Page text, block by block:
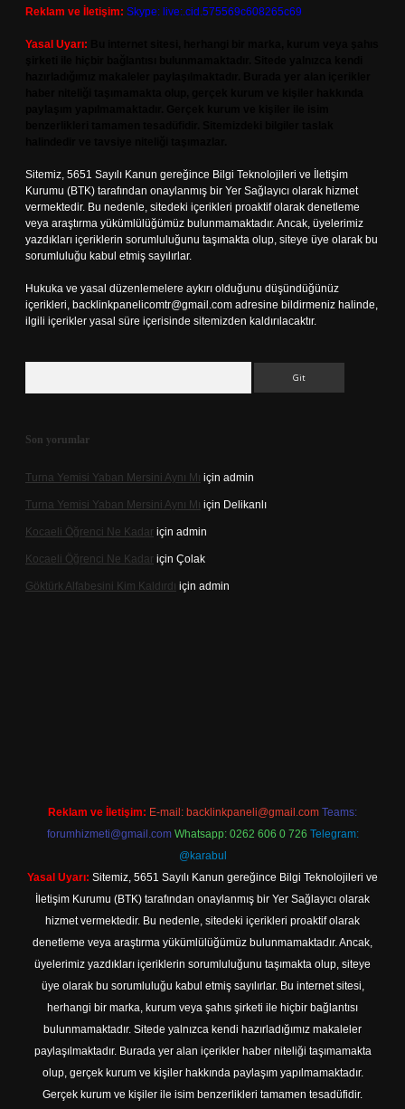
Reklam ve İletişim: Skype: live:.cid.575569c608265c69
Yasal Uyarı:
Sitemiz, 5651 Sayılı Kanun gereğince Bilgi Teknolojileri ve İletişim
Kurumu (BTK) tarafından onaylanmış bir Yer Sağlayıcı olarak hizmet
vermektedir. Bu nedenle, sitedeki içerikleri proaktif olarak denetleme
veya araştırma yükümlülüğümüz bulunmamaktadır. Ancak, üyelerimiz
yazdıkları içeriklerin sorumluluğunu taşımakta olup, siteye üye olarak bu
sorumluluğu kabul etmiş sayılırlar.
Hukuka ve yasal düzenlemelere aykırı olduğunu düşündüğünüz
içerikleri, backlinkpanelicomtr@gmail.com adresine bildirmeniz halinde,
ilgili içerikler yasal süre içerisinde sitemizden kaldırılacaktır.
Son yorumlar
Turna Yemisi Yaban Mersini Aynı Mı için admin
Turna Yemisi Yaban Mersini Aynı Mı için Delikanlı
Kocaeli Öğrenci Ne Kadar için admin
Kocaeli Öğrenci Ne Kadar için Çolak
Göktürk Alfabesini Kim Kaldırdı için admin
Reklam ve İletişim: E-mail: backlinkpaneli@gmail.com Teams:
forumhizmeti@gmail.com Whatsapp: 0262 606 0 726 Telegram:
@karabul
Yasal Uyarı: Sitemiz, 5651 Sayılı Kanun gereğince Bilgi Teknolojileri ve
İletişim Kurumu (BTK) tarafından onaylanmış bir Yer Sağlayıcı olarak
hizmet vermektedir. Bu nedenle, sitedeki içerikleri proaktif olarak
denetleme veya araştırma yükümlülüğümüz bulunmamaktadır. Ancak,
üyelerimiz yazdıkları içeriklerin sorumluluğunu taşımakta olup, siteye
üye olarak bu sorumluluğu kabul etmiş sayılırlar. Bu internet sitesi,
herhangi bir marka, kurum veya şahıs şirketi ile hiçbir bağlantısı
bulunmamaktadır. Sitede yalnızca kendi hazırladığımız makaleler
paylaşılmaktadır. Burada yer alan içerikler haber niteliği taşımamakta
olup, gerçek kurum ve kişiler hakkında paylaşım yapılmamaktadır.
Gerçek kurum ve kişiler ile isim benzerlikleri tamamen tesadüfidir.